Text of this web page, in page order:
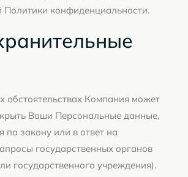
Политики конфиденциальности.
обстоятельствах Компания может
Ваши Персональные данные,
по закону или в ответ на
государственных органов
государственного учреждения).